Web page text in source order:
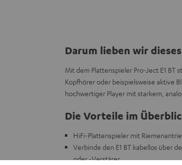
Darum lieben wir
Mit dem Plattenspieler Pro-Ject E1 BT
Kopfhörer oder beispielsweise aktive
hochwertiger Player mit starkem,
Die Vorteile im
HiFi-Plattenspieler mit
Verbinde den E1 BT kabellos über
oder -Verstärer